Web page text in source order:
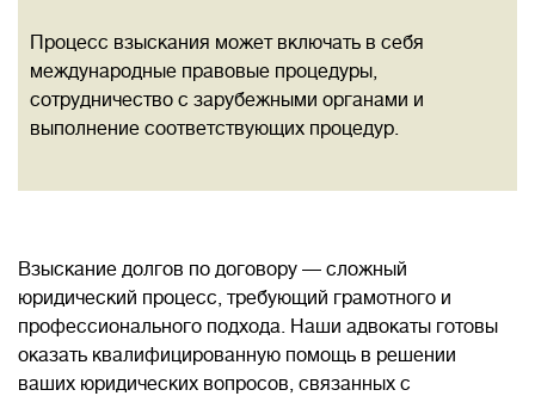
Процесс взыскания может включать в себя
международные правовые процедуры,
сотрудничество с зарубежными органами и
выполнение соответствующих процедур.
Взыскание долгов по договору — сложный
юридический процесс, требующий грамотного и
профессионального подхода. Наши адвокаты готовы
оказать квалифицированную помощь в решении
ваших юридических вопросов, связанных с